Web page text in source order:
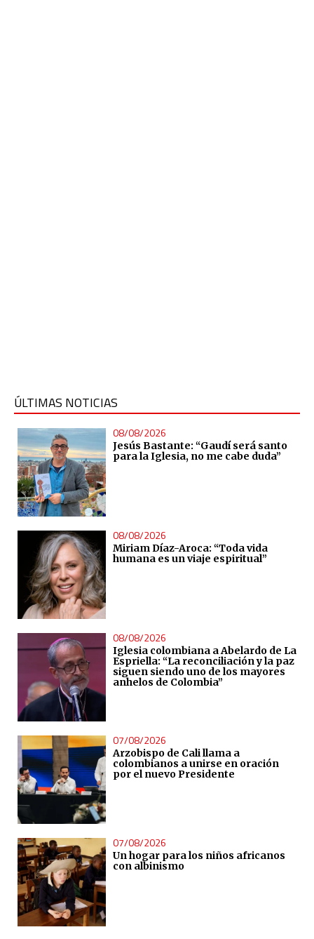
ÚLTIMAS NOTICIAS
08/08/2026
Jesús Bastante: “Gaudí será santo
para la Iglesia, no me cabe duda”
08/08/2026
Miriam Díaz-Aroca: “Toda vida
humana es un viaje espiritual”
08/08/2026
Iglesia colombiana a Abelardo de La
Espriella: “La reconciliación y la paz
siguen siendo uno de los mayores
anhelos de Colombia”
07/08/2026
Arzobispo de Cali llama a
colombianos a unirse en oración
por el nuevo Presidente
07/08/2026
Un hogar para los niños africanos
con albinismo